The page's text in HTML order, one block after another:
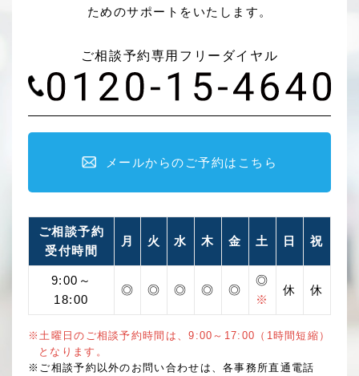
ためのサポートをいたします。
ご相談予約専用フリーダイヤル
メールからのご予約はこちら
ご相談予約
受付時間
月 火 水 木 金 土 日 祝
9:00～
18:00
◎ ◎ ◎ ◎ ◎
◎
※
休 休
※土曜日のご相談予約時間は、9:00～17:00（1時間短縮）
となります。
※ご相談予約以外のお問い合わせは、各事務所直通電話